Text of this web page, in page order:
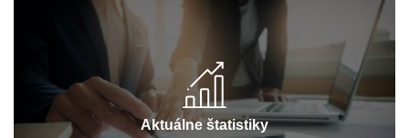
Aktuálne štatistiky